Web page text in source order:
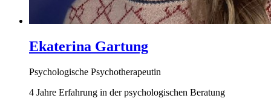
Ekaterina Gartung
Psychologische Psychotherapeutin
4 Jahre Erfahrung in der psychologischen Beratung